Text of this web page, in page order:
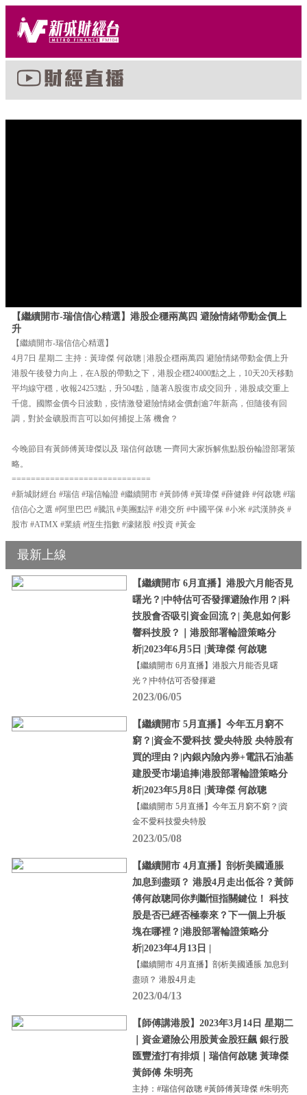
【繼續開市-瑞信信心精選】港股企穩兩萬四 避險情緒帶動金價上
升
【繼續開市-瑞信信心精選】
4月7日 星期二 主持：黃瑋傑 何啟聰 | 港股企穩兩萬四 避險情緒帶動金價上升
港股午後發力向上，在A股的帶動之下，港股企穩24000點之上，10天20天移動
平均線守穩，收報24253點，升504點，隨著A股復市成交回升，港股成交重上
千億。國際金價今日波動，疫情激發避險情緒金價創逾7年新高，但隨後有回
調，對於金礦股而言可以如何捕捉上落 機會？
今晚節目有黃師傅黃瑋傑以及 瑞信何啟聰 一齊同大家拆解焦點股份輪證部署策
略。
=============================
#新城財經台 #瑞信 #瑞信輪證 #繼續開市 #黃師傅 #黃瑋傑 #薛健鋒 #何啟聰 #瑞
信信心之選 #阿里巴巴 #騰訊 #美團點評 #港交所 #中國平保 #小米 #武漢肺炎 #
股市 #ATMX #業績 #恆生指數 #濠賭股 #投資 #黃金
最新上線
【繼續開市 6月直播】港股六月能否見
曙光？|中特估可否發揮避險作用？|科
技股會否吸引資金回流？| 美息如何影
響科技股？｜港股部署輪證策略分
析|2023年6月5日 |黃瑋傑 何啟聰
【繼續開市 6月直播】港股六月能否見曙
光？|中特估可否發揮避
2023/06/05
【繼續開市 5月直播】今年五月窮不
窮？|資金不愛科技 愛央特股 央特股有
買的理由？|內銀內險內券+電訊石油基
建股受市場追捧|港股部署輪證策略分
析|2023年5月8日 |黃瑋傑 何啟聰
【繼續開市 5月直播】今年五月窮不窮？|資
金不愛科技愛央特股
2023/05/08
【繼續開市 4月直播】剖析美國通脹
加息到盡頭？ 港股4月走出低谷？黃師
傅何啟聰同你判斷恒指關鍵位！ 科技
股是否已經否極泰來？下一個上升板
塊在哪裡？|港股部署輪證策略分
析|2023年4月13日 |
【繼續開市 4月直播】剖析美國通脹 加息到
盡頭？ 港股4月走
2023/04/13
【師傅講港股】2023年3月14日 星期二
｜資金避險公用股黃金股狂飆 銀行股
匯豐渣打有排煩｜瑞信何啟聰 黃瑋傑
黃師傅 朱明亮
主持：#瑞信何啟聰 #黃師傅黃瑋傑 #朱明亮